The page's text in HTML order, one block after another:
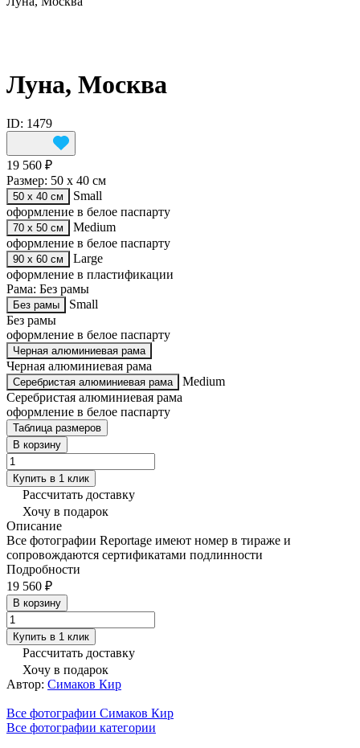
Луна, Москва
ID: 1479
19 560 ₽
Размер: 50 х 40 см
50 х 40 см
Small
оформление в белое паспарту
70 х 50 см
Medium
оформление в белое паспарту
90 х 60 см
Large
оформление в пластификации
Рама: Без рамы
Без рамы
Small
Без рамы
оформление в белое паспарту
Черная алюминиевая рама
Черная алюминиевая рама
Серебристая алюминиевая рама
Medium
Серебристая алюминиевая рама
оформление в белое паспарту
Таблица размеров
В корзину
Купить в 1 клик
Рассчитать доставку
Хочу в подарок
Описание
Все фотографии Reportage имеют номер в тираже и
сопровождаются сертификатами подлинности
Подробности
19 560 ₽
В корзину
Купить в 1 клик
Рассчитать доставку
Хочу в подарок
Автор: Симаков Кир
Все фотографии Симаков Кир
Все фотографии категории